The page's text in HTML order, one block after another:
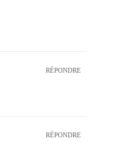
RÉPONDRE
RÉPONDRE